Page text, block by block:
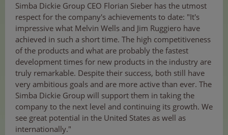
Simba Dickie Group CEO Florian Sieber has the utmost
respect for the company's achievements to date: "It's
impressive what Melvin Wells and Jim Ruggiero have
achieved in such a short time. The high competitiveness
of the products and what are probably the fastest
development times for new products in the industry are
truly remarkable. Despite their success, both still have
very ambitious goals and are more active than ever. The
Simba Dickie Group will support them in taking the
company to the next level and continuing its growth. We
see great potential in the United States as well as
internationally."